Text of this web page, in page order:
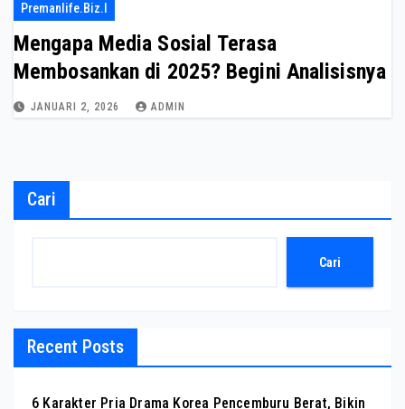
Premanlife.biz.i
Mengapa Media Sosial Terasa
Membosankan di 2025? Begini Analisisnya
JANUARI 2, 2026 ADMIN
Cari
Cari
Recent Posts
6 Karakter Pria Drama Korea Pencemburu Berat, Bikin